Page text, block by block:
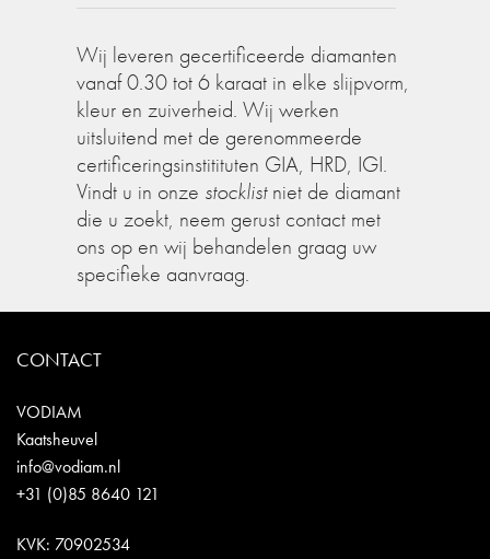
Wij leveren gecertificeerde diamanten
vanaf 0.30 tot 6 karaat in elke slijpvorm,
kleur en zuiverheid. Wij werken
uitsluitend met de gerenommeerde
certificeringsinstitituten GIA, HRD, IGI.
Vindt u in onze stocklistniet de diamant
die u zoekt, neem gerust contact met
ons op en wij behandelen graag uw
specifieke aanvraag.
CONTACT
VODIAM
Kaatsheuvel
info@vodiam.nl
+31 (0)85 8640 121
KVK: 70902534